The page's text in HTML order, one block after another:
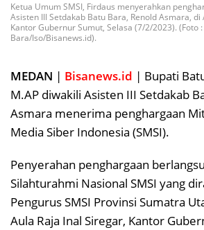
Ketua Umum SMSI, Firdaus menyerahkan
Asisten III Setdakab Batu Bara, Renold Asmara, di
Kantor Gubernur Sumut, Selasa (7/2/2023). (Foto
Bara/Iso/Bisanews.id).
MEDAN | Bisanews.id | Bupati
M.AP diwakili Asisten III Setdakab
Asmara menerima penghargaan
Media Siber Indonesia (SMSI).
Penyerahan penghargaan
Silahturahmi Nasional SMSI yang
Pengurus SMSI Provinsi Sumatra
Aula Raja Inal Siregar, Kantor